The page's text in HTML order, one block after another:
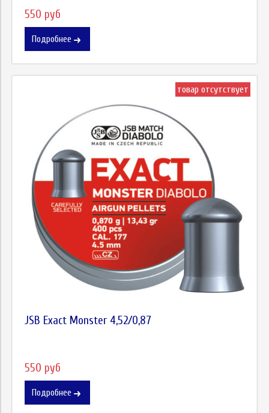
550 руб
Подробнее
товар отсутствует
JSB Exact Monster 4,52/0,87
550 руб
Подробнее